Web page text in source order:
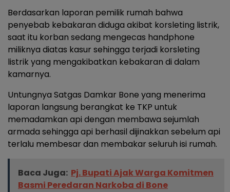
Berdasarkan laporan pemilik rumah bahwa
penyebab kebakaran diduga akibat korsleting listrik,
saat itu korban sedang mengecas handphone
miliknya diatas kasur sehingga terjadi korsleting
listrik yang mengakibatkan kebakaran di dalam
kamarnya.
Untungnya Satgas Damkar Bone yang menerima
laporan langsung berangkat ke TKP untuk
memadamkan api dengan membawa sejumlah
armada sehingga api berhasil dijinakkan sebelum api
terlalu membesar dan membakar seluruh isi rumah.
Baca Juga: Pj. Bupati Ajak Warga Komitmen
Basmi Peredaran Narkoba di Bone